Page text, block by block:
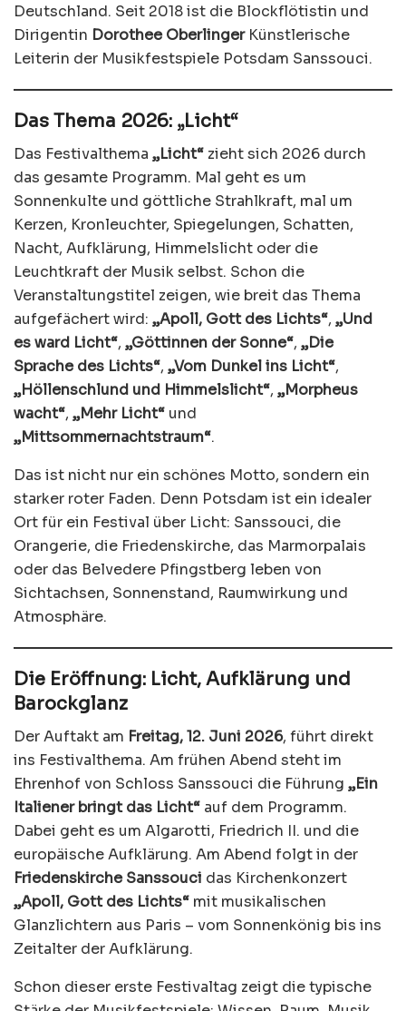
Deutschland. Seit 2018 ist die Blockflötistin und
Dirigentin Dorothee OberlingerKünstlerische
Leiterin der Musikfestspiele Potsdam Sanssouci.
Das Thema 2026: „Licht“
Das Festivalthema „Licht“ zieht sich 2026 durch
das gesamte Programm. Mal geht es um
Sonnenkulte und göttliche Strahlkraft, mal um
Kerzen, Kronleuchter, Spiegelungen, Schatten,
Nacht, Aufklärung, Himmelslicht oder die
Leuchtkraft der Musik selbst. Schon die
Veranstaltungstitel zeigen, wie breit das Thema
aufgefächert wird: „Apoll, Gott des Lichts“, „Und
es ward Licht“, „Göttinnen der Sonne“, „Die
Sprache des Lichts“, „Vom Dunkel ins Licht“,
„Höllenschlund und Himmelslicht“, „Morpheus
wacht“, „Mehr Licht“ und
„Mittsommernachtstraum“.
Das ist nicht nur ein schönes Motto, sondern ein
starker roter Faden. Denn Potsdam ist ein idealer
Ort für ein Festival über Licht: Sanssouci, die
Orangerie, die Friedenskirche, das Marmorpalais
oder das Belvedere Pfingstberg leben von
Sichtachsen, Sonnenstand, Raumwirkung und
Atmosphäre.
Die Eröffnung: Licht, Aufklärung und
Barockglanz
Der Auftakt am Freitag, 12. Juni 2026, führt direkt
ins Festivalthema. Am frühen Abend steht im
Ehrenhof von Schloss Sanssouci die Führung „Ein
Italiener bringt das Licht“ auf dem Programm.
Dabei geht es um Algarotti, Friedrich II. und die
europäische Aufklärung. Am Abend folgt in der
Friedenskirche Sanssouci das Kirchenkonzert
„Apoll, Gott des Lichts“ mit musikalischen
Glanzlichtern aus Paris – vom Sonnenkönig bis ins
Zeitalter der Aufklärung.
Schon dieser erste Festivaltag zeigt die typische